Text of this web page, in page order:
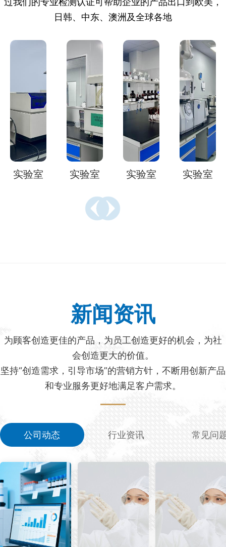
日韩、中东、澳洲及全球各地
实验室 实验室 实验室 实验
新闻资讯
为顾客创造更佳的产品，为员工创造更好的机会，为社
会创造更大的价值。
坚持“创造需求，引导市场”的营销方针，不断用创新产品
和专业服务更好地满足客户需求。
公司动态 行业资讯 常见问